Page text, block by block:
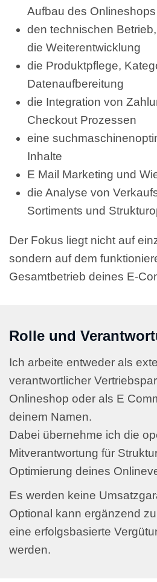
Aufbau des Onlineshops
den technischen
die Weiterentwicklung
die Produktpflege,
Datenaufbereitung
die Integration von
Checkout Prozessen
eine
Inhalte
E Mail Marketing und
die Analyse von
Sortiments und
Der Fokus liegt nicht auf
sondern auf dem
Gesamtbetrieb deines E-
Rolle und
Ich arbeite entweder als
verantwortlicher
Onlineshop oder als E
deinem Namen.
Dabei übernehme ich die
Mitverantwortung für
Optimierung deines
Es werden keine
Optional kann ergänzend
eine erfolgsbasierte
werden.